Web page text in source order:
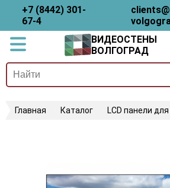
+7 (8442) 301-
67-4
ВИДЕОСТЕНЫ
ВОЛГОГРАД
Главная Каталог LCD панели